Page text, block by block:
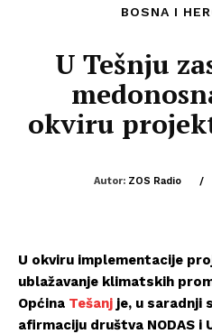
BOSNA I
U Tešnju
okviru
Autor: ZOS Radio /
U okviru implementacije
ublažavanje klimatskih
Općina Tešanj je, u saradnji
afirmaciju društva NODAS i